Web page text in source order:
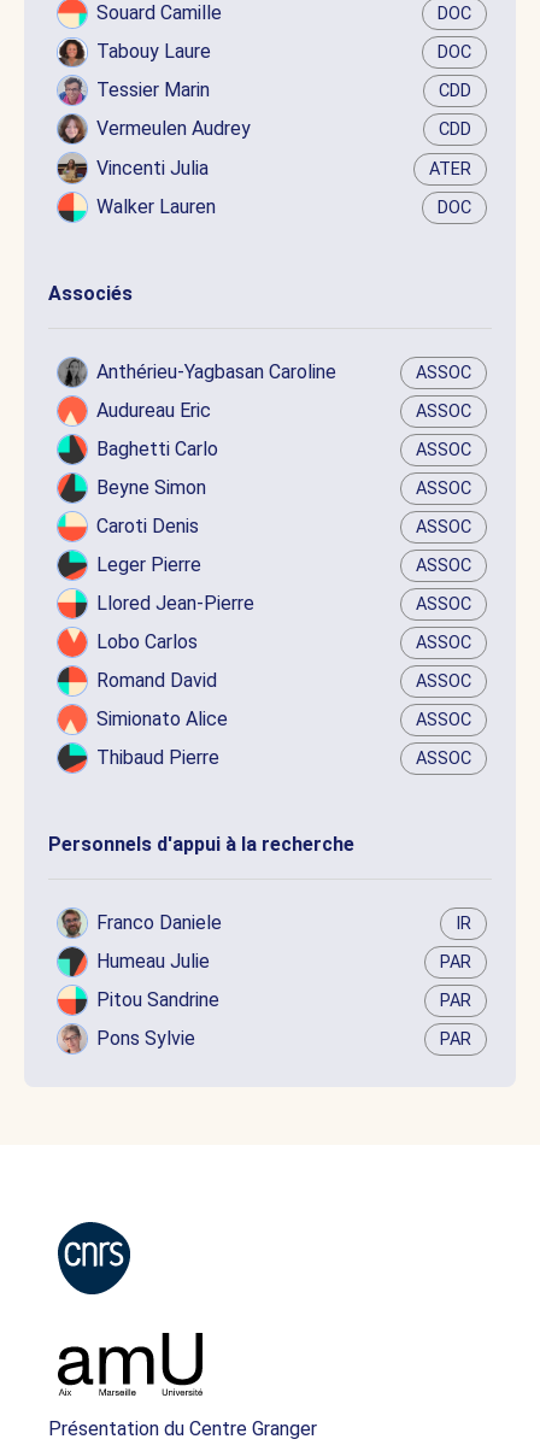
Souard Camille DOC
Tabouy Laure DOC
Tessier Marin CDD
Vermeulen Audrey CDD
Vincenti Julia ATER
Walker Lauren DOC
Associés
Anthérieu-Yagbasan Caroline ASSOC
Audureau Eric ASSOC
Baghetti Carlo ASSOC
Beyne Simon ASSOC
Caroti Denis ASSOC
Leger Pierre ASSOC
Llored Jean-Pierre ASSOC
Lobo Carlos ASSOC
Romand David ASSOC
Simionato Alice ASSOC
Thibaud Pierre ASSOC
Personnels d'appui à la recherche
Franco Daniele IR
Humeau Julie PAR
Pitou Sandrine PAR
Pons Sylvie PAR
Présentation du Centre Granger